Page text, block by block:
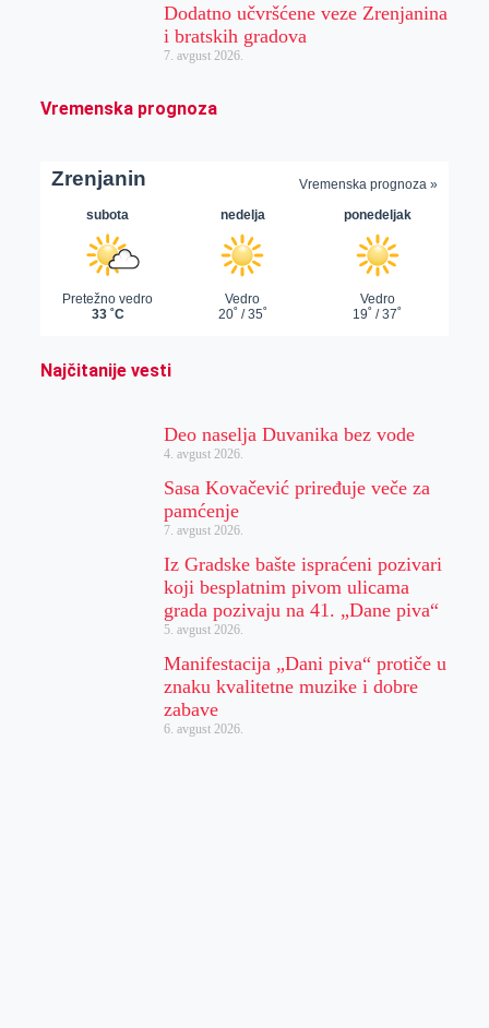
Dodatno učvršćene veze Zrenjanina
i bratskih gradova
7. avgust 2026.
Vremenska prognoza
Najčitanije vesti
Deo naselja Duvanika bez vode
4. avgust 2026.
Sasa Kovačević priređuje veče za
pamćenje
7. avgust 2026.
Iz Gradske bašte ispraćeni pozivari
koji besplatnim pivom ulicama
grada pozivaju na 41. „Dane piva“
5. avgust 2026.
Manifestacija „Dani piva“ protiče u
znaku kvalitetne muzike i dobre
zabave
6. avgust 2026.